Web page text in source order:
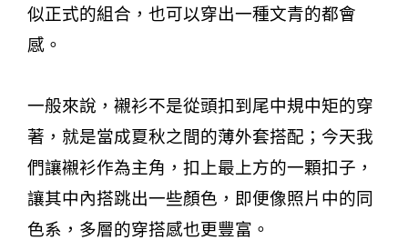
似正式的組合，也可以穿出一種文青的都會
感。
一般來說，襯衫不是從頭扣到尾中規中矩的穿
著，就是當成夏秋之間的薄外套搭配；今天我
們讓襯衫作為主角，扣上最上方的一顆扣子，
讓其中內搭跳出一些顏色，即便像照片中的同
色系，多層的穿搭感也更豐富。